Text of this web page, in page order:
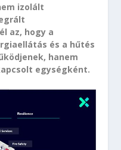
izolált
az, hogy a
és a hűtés
hanem
egységként.